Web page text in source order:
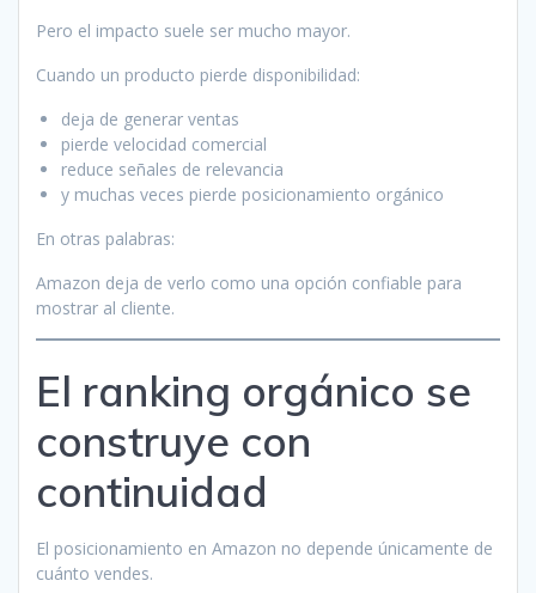
Pero el impacto suele ser mucho mayor.
Cuando un producto pierde disponibilidad:
deja de generar ventas
pierde velocidad comercial
reduce señales de relevancia
y muchas veces pierde posicionamiento orgánico
En otras palabras:
Amazon deja de verlo como una opción confiable para
mostrar al cliente.
El ranking orgánico se
construye con
continuidad
El posicionamiento en Amazon no depende únicamente de
cuánto vendes.